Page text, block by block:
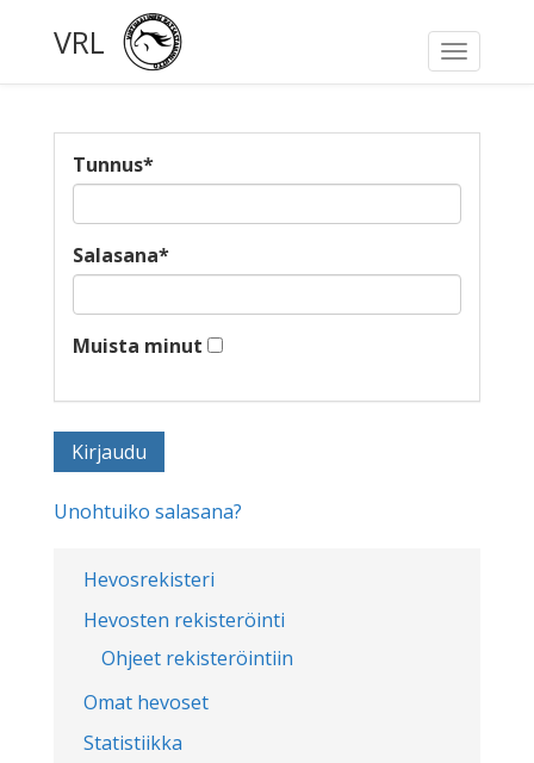
Toggle
VRL
Hevosrekisteri
Hevosten rekisteröinti
Ohjeet rekisteröintiin
Omat hevoset
Statistiikka
Tunnus*
Salasana*
Muista minut
Unohtuiko salasana?